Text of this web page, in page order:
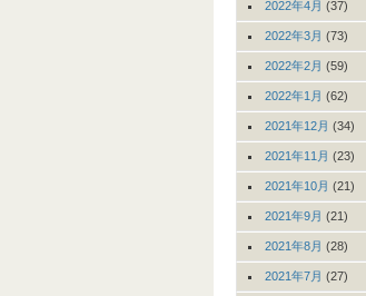
2022年4月 (37)
2022年3月 (73)
2022年2月 (59)
2022年1月 (62)
2021年12月 (34)
2021年11月 (23)
2021年10月 (21)
2021年9月 (21)
2021年8月 (28)
2021年7月 (27)